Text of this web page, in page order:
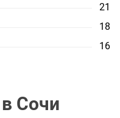
21
18
16
в Сочи